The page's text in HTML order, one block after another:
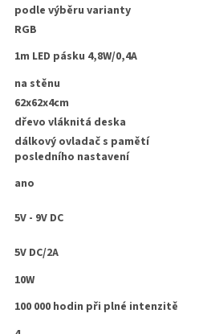
podle výběru varianty
RGB
1m LED pásku 4,8W/0,4A
na stěnu
62x62x4cm
dřevo vláknitá deska
dálkový ovladač s pamětí
posledního nastavení
ano
5V - 9V DC
5V DC/2A
10W
100 000 hodin při plné intenzitě